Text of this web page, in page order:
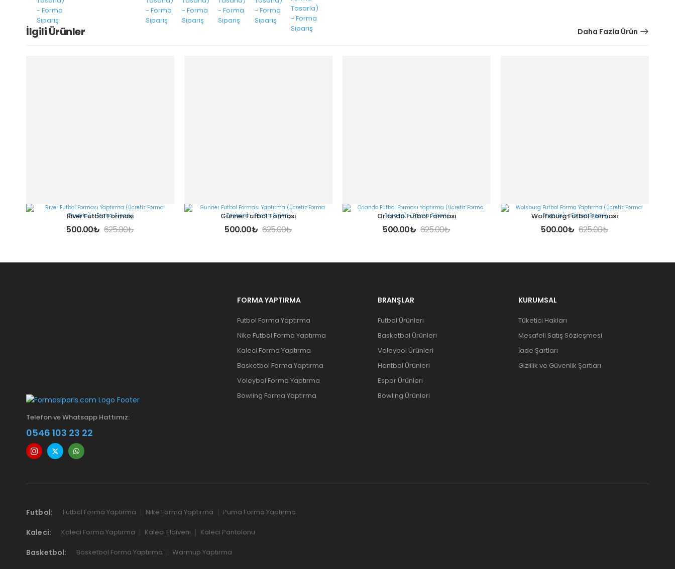
İlgili Ürünler Daha Fazla Ürün
River Futbol Forması
500.00₺ 625.00₺
Gunner Futbol Forması
500.00₺ 625.00₺
Orlando Futbol Forması
500.00₺ 625.00₺
Wolfsburg Futbol Forması
500.00₺ 625.00₺
Telefon ve Whatsapp Hattımız:
0546 103 23 22
FORMA YAPTIRMA
Futbol Forma Yaptırma
Nike Futbol Forma Yaptırma
Kaleci Forma Yaptırma
Basketbol Forma Yaptırma
Voleybol Forma Yaptırma
Bowling Forma Yaptırma
BRANŞLAR
Futbol Ürünleri
Basketbol Ürünleri
Voleybol Ürünleri
Hentbol Ürünleri
Espor Ürünleri
Bowling Ürünleri
KURUMSAL
Tüketici Hakları
Mesafeli Satış Sözleşmesi
İade Şartları
Gizlilik ve Güvenlik Şartları
Futbol: Futbol Forma Yaptırma Nike Forma Yaptırma Puma Forma Yaptırma
Kaleci: Kaleci Forma Yaptırma Kaleci Eldiveni Kaleci Pantolonu
Basketbol: Basketbol Forma Yaptırma Warmup Yaptırma